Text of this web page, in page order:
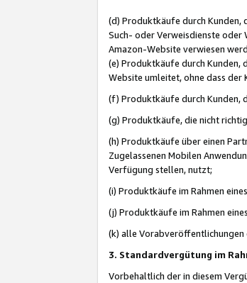
(d) Produktkäufe durch Kunden,
Such- oder Verweisdienste oder
Amazon-Website verwiesen
(e) Produktkäufe durch Kunden,
Website umleitet, ohne dass der
(f) Produktkäufe durch Kunden,
(g) Produktkäufe, die nicht
(h) Produktkäufe über einen
Zugelassenen Mobilen
Verfügung stellen, nutzt;
(i) Produktkäufe im Rahmen
(j) Produktkäufe im Rahmen
(k) alle
3. Standardvergütung im
Vorbehaltlich der in diesem